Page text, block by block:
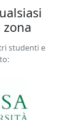
il mio
studenti e